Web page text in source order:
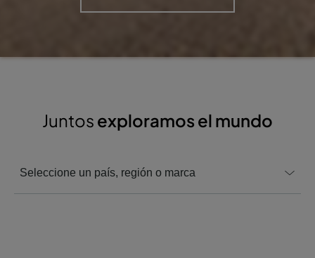
Juntos exploramos el mundo
Seleccione un país, región o marca